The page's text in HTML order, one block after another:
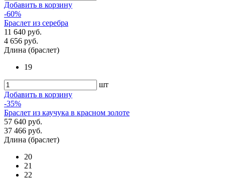
Добавить в корзину
-60%
Браслет из серебра
11 640 руб.
4 656 руб.
Длина (браслет)
19
шт
Добавить в корзину
-35%
Браслет из каучука в красном золоте
57 640 руб.
37 466 руб.
Длина (браслет)
20
21
22